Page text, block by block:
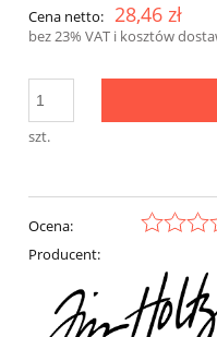
Cena netto: 28,46 zł
bez 23% VAT i kosztów
szt.
Ocena:
Producent: